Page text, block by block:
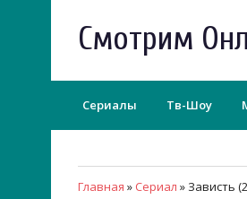
Смотрим
Сериалы Тв-Шоу
Главная » Сериал » Зависть